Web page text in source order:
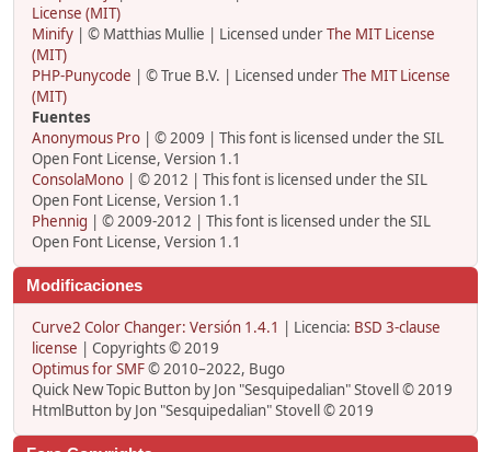
License (MIT)
Minify | © Matthias Mullie | Licensed underThe MIT License
(MIT)
PHP-Punycode | © True B.V. | Licensed underThe MIT License
(MIT)
Fuentes
Anonymous Pro | © 2009 | This font is licensed under the SIL
Open Font License, Version 1.1
ConsolaMono | © 2012 | This font is licensed under the SIL
Open Font License, Version 1.1
Phennig | © 2009-2012 | This font is licensed under the SIL
Open Font License, Version 1.1
Modificaciones
Curve2 Color Changer: Versión 1.4.1 | Licencia: BSD 3-clause
license | Copyrights © 2019
Optimus for SMF© 2010–2022, Bugo
Quick New Topic Button by Jon "Sesquipedalian" Stovell © 2019
HtmlButton by Jon "Sesquipedalian" Stovell © 2019